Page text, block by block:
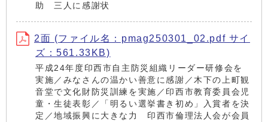
助 三人に感謝状
2面 (ファイル名：pmag250301_02.pdf サイ
ズ：561.33KB)
平成24年度印西市自主防災組織リーダー研修会を
実施／みなさんの温かい善意に感謝／木下の上町観
音堂で文化財防災訓練を実施／印西市教育委員会児
童・生徒表彰／「明るい選挙書き初め」入賞者を決
定／地域振興に大きな力 印西市倫理法人会が会員